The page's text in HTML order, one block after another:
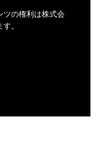
ツの権利は株式会
。